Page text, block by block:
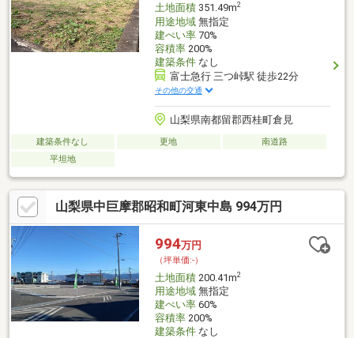
土地面積351.49m2
用途地域無指定
建ぺい率70%
容積率200%
建築条件なし
富士急行 三つ峠駅 徒歩22分
その他の交通
山梨県南都留郡西桂町倉見
建築条件なし 更地
南道路
平坦地
山梨県中巨摩郡昭和町河東中島 994万円
994万円
（坪単価:-）
土地面積200.41m2
用途地域無指定
建ぺい率60%
容積率200%
建築条件なし